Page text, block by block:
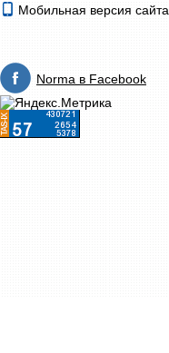
Мобильная версия сайта
Norma в Facebook